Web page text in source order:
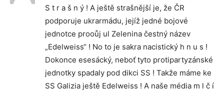
S t r a š n ý ! A ještě strašnější je, že ČR
podporuje ukrarmádu, jejíž jedné bojové
jednotce prooůj ul Zelenina čestný název
„Edelweiss“ ! No to je sakra nacistický h n u s !
Dokonce esesácký, neboť tyto protipartyzánské
jednotky spadaly pod dikci SS ! Takže máme ke
SS Galizia ještě Edelweiss ! A naše média m l č í